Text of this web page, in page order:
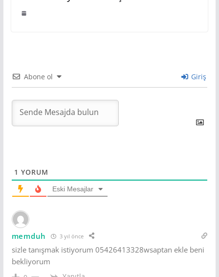
Abone ol Giriş
1 YORUM
Eski Mesajlar
memduh 3 yıl önce
sizle tanışmak istiyorum 05426413328wsaptan ekle beni
bekliyorum